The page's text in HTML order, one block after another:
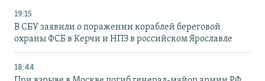
19:15
В СБУ заявили о поражении кораблей береговой
охраны ФСБ в Керчи и НПЗ в российском Ярославле
18:44